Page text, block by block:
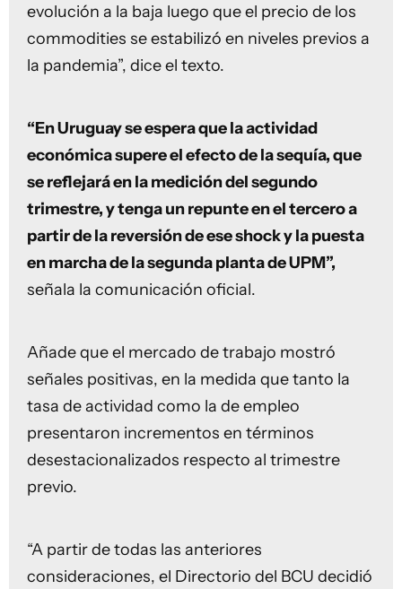
evolución a la baja luego que el precio de los
commodities se estabilizó en niveles previos a
la pandemia”, dice el texto.
“En Uruguay se espera que la actividad
económica supere el efecto de la sequía, que
se reflejará en la medición del segundo
trimestre, y tenga un repunte en el tercero a
partir de la reversión de ese shock y la puesta
en marcha de la segunda planta de UPM”,
señala la comunicación oficial.
Añade que el mercado de trabajo mostró
señales positivas, en la medida que tanto la
tasa de actividad como la de empleo
presentaron incrementos en términos
desestacionalizados respecto al trimestre
previo.
“A partir de todas las anteriores
consideraciones, el Directorio del BCU decidió